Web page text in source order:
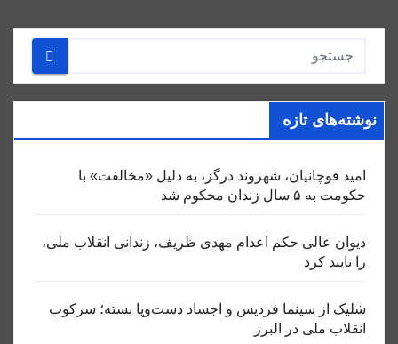
نوشته‌های تازه
امید قوچانیان، شهروند درگز، به دلیل «مخالفت» با
حکومت به ۵ سال زندان محکوم شد
دیوان عالی حکم اعدام مهدی ظریف، زندانی انقلاب ملی،
را تایید کرد
شلیک از سینما فردیس و اجساد دست‌وپا بسته؛ سرکوب
انقلاب ملی در البرز